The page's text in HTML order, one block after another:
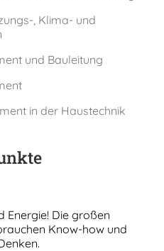
, Klima- und
und Bauleitung
in der Haustechnik
Energie! Die großen
Know-how und